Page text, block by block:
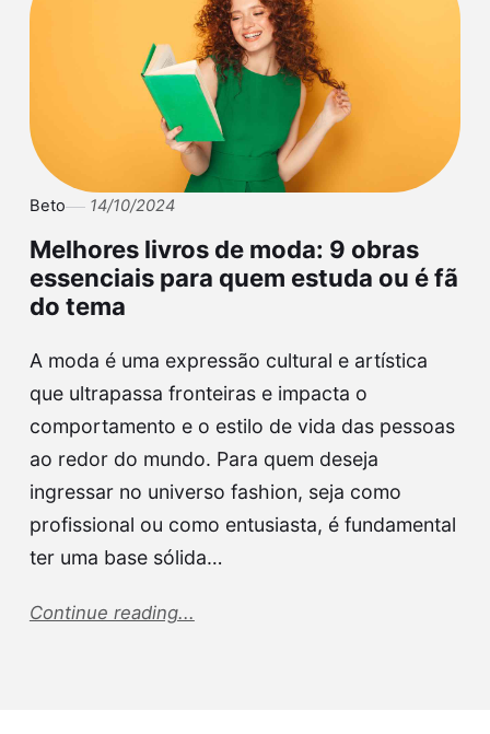
Beto 14/10/2024
Melhores livros de moda: 9 obras
essenciais para quem estuda ou é fã
do tema
A moda é uma expressão cultural e artística
que ultrapassa fronteiras e impacta o
comportamento e o estilo de vida das pessoas
ao redor do mundo. Para quem deseja
ingressar no universo fashion, seja como
profissional ou como entusiasta, é fundamental
ter uma base sólida…
Continue reading...